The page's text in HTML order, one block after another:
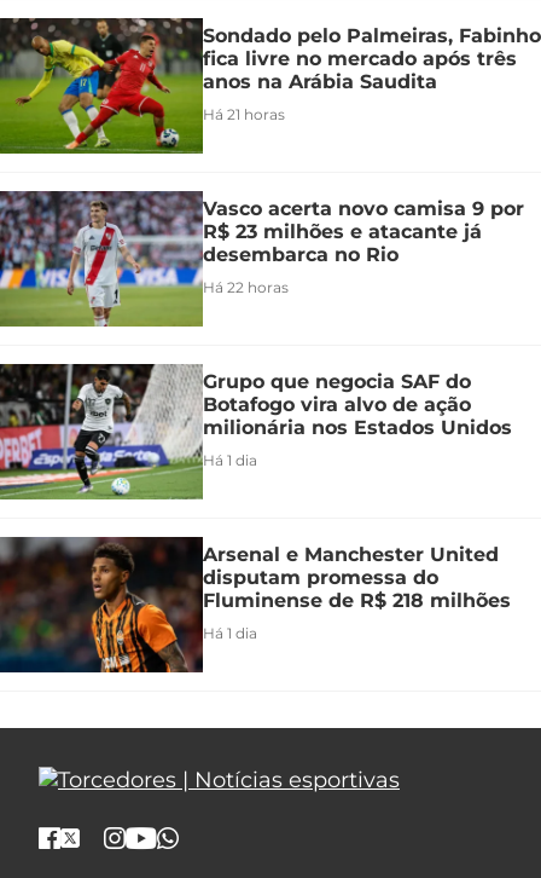
Sondado pelo Palmeiras, Fabinho
fica livre no mercado após três
anos na Arábia Saudita
Há 21 horas
Vasco acerta novo camisa 9 por
R$ 23 milhões e atacante já
desembarca no Rio
Há 22 horas
Grupo que negocia SAF do
Botafogo vira alvo de ação
milionária nos Estados Unidos
Há 1 dia
Arsenal e Manchester United
disputam promessa do
Fluminense de R$ 218 milhões
Há 1 dia